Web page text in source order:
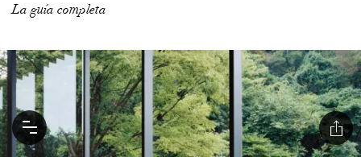
La guía completa